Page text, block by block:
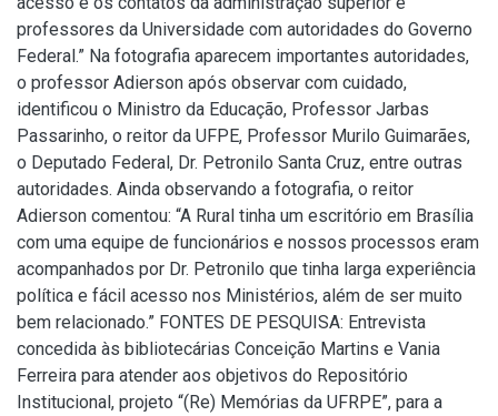
professores da Universidade com autoridades do Governo
Federal.” Na fotografia aparecem importantes autoridades,
o professor Adierson após observar com cuidado,
identificou o Ministro da Educação, Professor Jarbas
Passarinho, o reitor da UFPE, Professor Murilo Guimarães,
o Deputado Federal, Dr. Petronilo Santa Cruz, entre outras
autoridades. Ainda observando a fotografia, o reitor
Adierson comentou: “A Rural tinha um escritório em Brasília
com uma equipe de funcionários e nossos processos eram
acompanhados por Dr. Petronilo que tinha larga experiência
política e fácil acesso nos Ministérios, além de ser muito
bem relacionado.” FONTES DE PESQUISA: Entrevista
concedida às bibliotecárias Conceição Martins e Vania
Ferreira para atender aos objetivos do Repositório
Institucional, projeto “(Re) Memórias da UFRPE”, para a